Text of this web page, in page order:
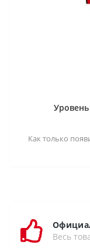
Как только
Весь